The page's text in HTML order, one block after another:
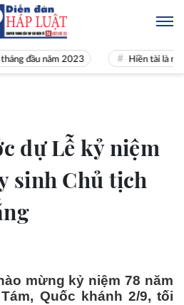
2023 Hiền tài là nguyên khí
dự Lễ kỷ niệm
sinh Chủ tịch
mừng kỷ niệm 78 năm
Quốc khánh 2/9, tối